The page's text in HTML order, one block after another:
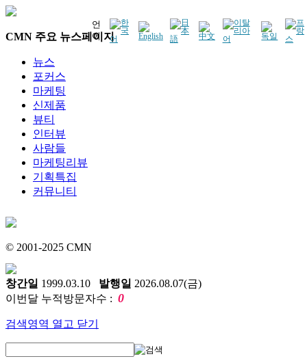
언
어
CMN 주요 뉴스페이지
뉴스
포커스
마케팅
신제품
뷰티
인터뷰
사람들
마케팅리뷰
기획특집
커뮤니티
© 2001-2025 CMN
창간일 1999.03.10 발행일 2026.08.07(금)
이번달 누적방문자수 : 0
검색영역 열고 닫기